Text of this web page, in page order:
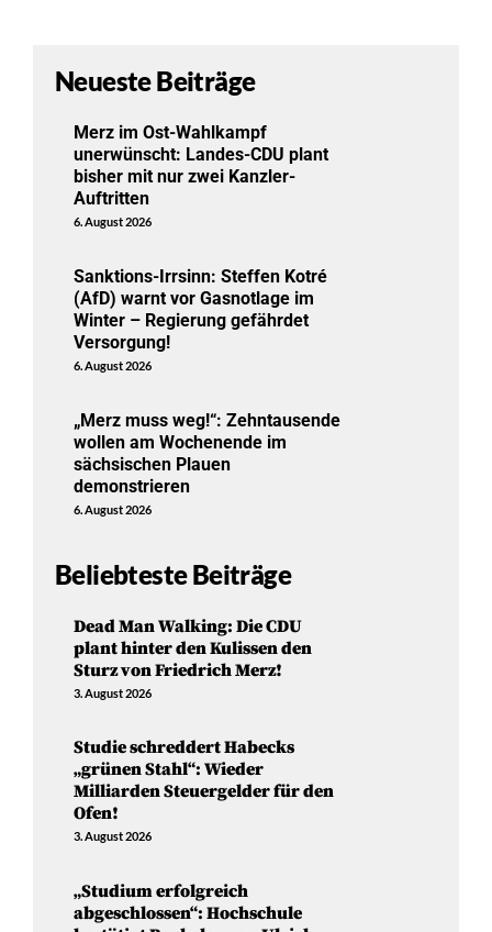
Neueste Beiträge
Merz im Ost-Wahlkampf
unerwünscht: Landes-CDU plant
bisher mit nur zwei Kanzler-
Auftritten
6. August 2026
Sanktions-Irrsinn: Steffen Kotré
(AfD) warnt vor Gasnotlage im
Winter – Regierung gefährdet
Versorgung!
6. August 2026
„Merz muss weg!“: Zehntausende
wollen am Wochenende im
sächsischen Plauen
demonstrieren
6. August 2026
Beliebteste Beiträge
Dead Man Walking: Die CDU
plant hinter den Kulissen den
Sturz von Friedrich Merz!
3. August 2026
Studie schreddert Habecks
„grünen Stahl“: Wieder
Milliarden Steuergelder für den
Ofen!
3. August 2026
„Studium erfolgreich
abgeschlossen“: Hochschule